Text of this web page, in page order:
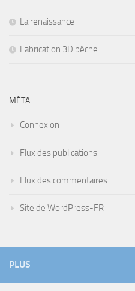
La renaissance
Fabrication 3D pêche
MÉTA
Connexion
Flux des publications
Flux des commentaires
Site de WordPress-FR
PLUS